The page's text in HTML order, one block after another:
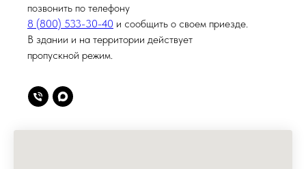
позвонить по телефону
8 (800) 533-30-40 и сообщить о своем приезде.
В здании и на территории действует
пропускной режим.